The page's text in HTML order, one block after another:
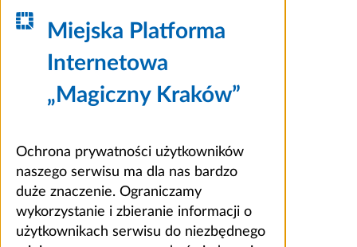
Miejska Platforma
Internetowa
„Magiczny Kraków”
Ochrona prywatności użytkowników
naszego serwisu ma dla nas bardzo
duże znaczenie. Ograniczamy
wykorzystanie i zbieranie informacji o
użytkownikach serwisu do niezbędnego